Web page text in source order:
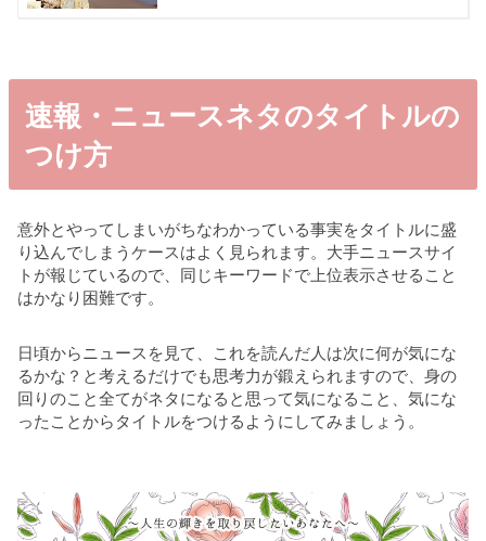
速報・ニュースネタのタイトルの
つけ方
意外とやってしまいがちなわかっている事実をタイトルに盛
り込んでしまうケースはよく見られます。大手ニュースサイ
トが報じているので、同じキーワードで上位表示させること
はかなり困難です。
日頃からニュースを見て、これを読んだ人は次に何が気にな
るかな？と考えるだけでも思考力が鍛えられますので、身の
回りのこと全てがネタになると思って気になること、気にな
ったことからタイトルをつけるようにしてみましょう。